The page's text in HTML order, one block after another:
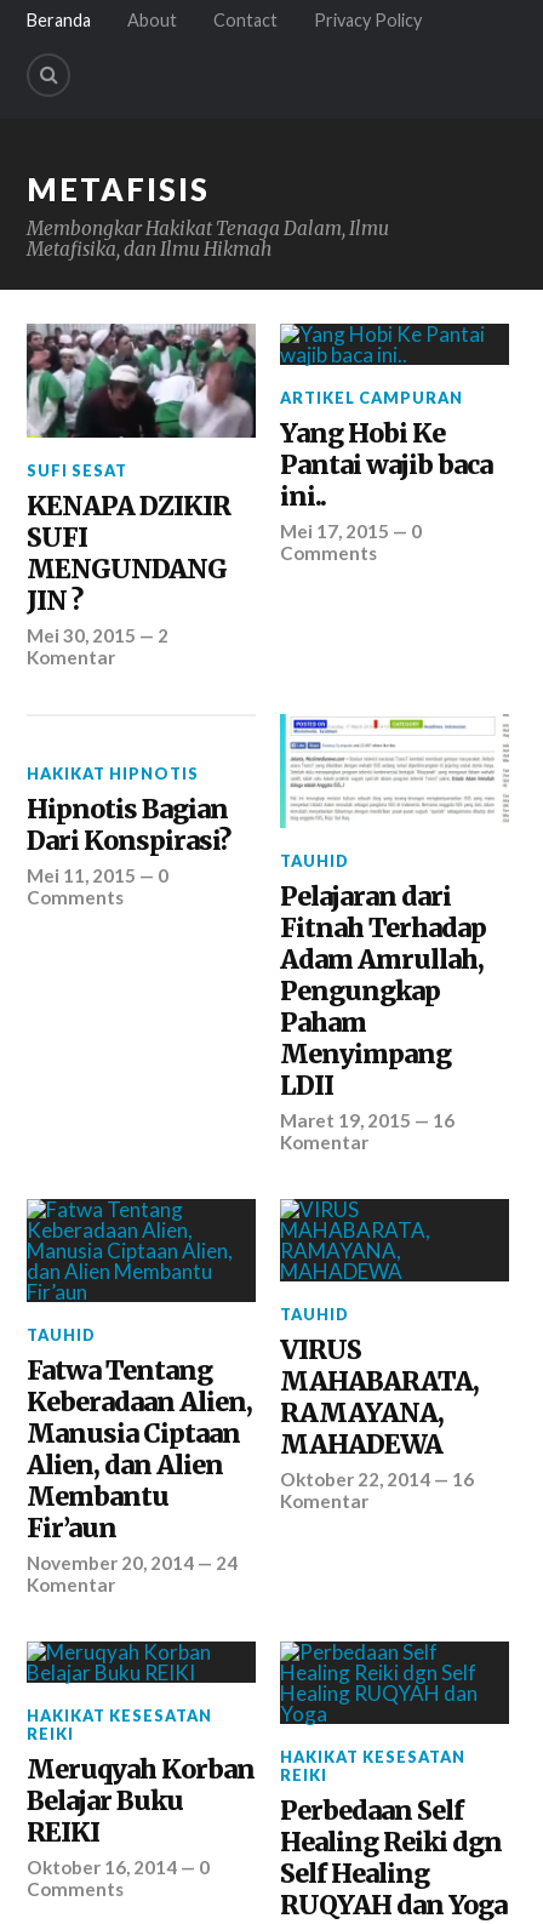
Beranda About Contact Privacy Policy
METAFISIS
Membongkar Hakikat Tenaga Dalam, Ilmu
Metafisika, dan Ilmu Hikmah
SUFI SESAT
KENAPA DZIKIR
SUFI
MENGUNDANG
JIN ?
Mei 30, 2015 — 2
Komentar
ARTIKEL CAMPURAN
Yang Hobi Ke
Pantai wajib baca
ini..
Mei 17, 2015 — 0
Comments
HAKIKAT HIPNOTIS
Hipnotis Bagian
Dari Konspirasi?
Mei 11, 2015 — 0
Comments
TAUHID
Pelajaran dari
Fitnah Terhadap
Adam Amrullah,
Pengungkap
Paham
Menyimpang
LDII
Maret 19, 2015 — 16
Komentar
TAUHID
Fatwa Tentang
Keberadaan Alien,
Manusia Ciptaan
Alien, dan Alien
Membantu
Fir’aun
November 20, 2014 — 24
Komentar
TAUHID
VIRUS
MAHABARATA,
RAMAYANA,
MAHADEWA
Oktober 22, 2014 — 16
Komentar
HAKIKAT KESESATAN
REIKI
Meruqyah Korban
Belajar Buku
REIKI
Oktober 16, 2014 — 0
Comments
HAKIKAT KESESATAN
REIKI
Perbedaan Self
Healing Reiki dgn
Self Healing
RUQYAH dan Yoga